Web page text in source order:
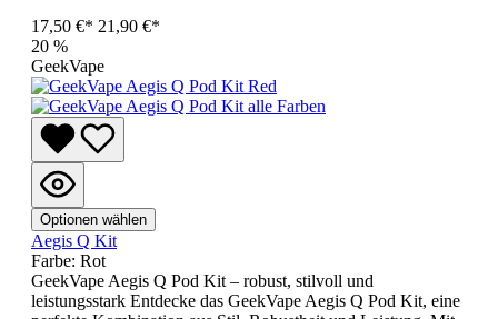
17,50 €* 21,90 €*
20 %
GeekVape
Optionen wählen
Aegis Q Kit
Farbe: Rot
GeekVape Aegis Q Pod Kit – robust, stilvoll und
leistungsstark Entdecke das GeekVape Aegis Q Pod Kit, eine